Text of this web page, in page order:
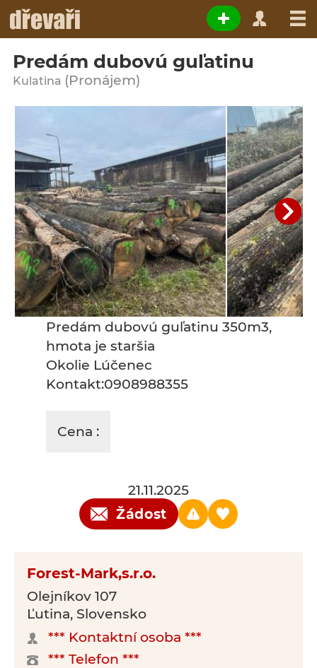
Predám dubovú guľatinu
Kulatina (Pronájem)
Predám dubovú guľatinu 350m3,
hmota je staršia
Okolie Lúčenec
Kontakt:0908988355
Cena :
21.11.2025
Žádost
Forest-Mark,s.r.o.
Olejníkov 107
Ľutina, Slovensko
*** Kontaktní osoba ***
*** Telefon ***